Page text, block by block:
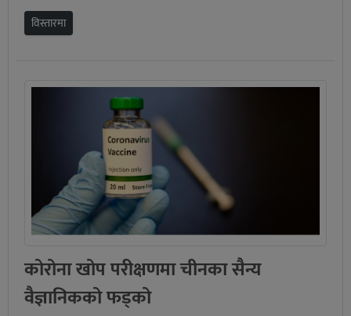
विस्तारमा
कोरोना खोप परीक्षणमा चीनका सैन्य
वैज्ञानिकको फड्को